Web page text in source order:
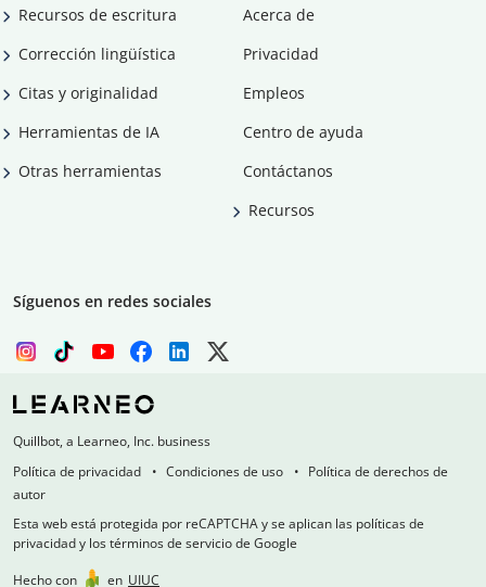
Recursos de escritura
Corrección lingüística
Citas y originalidad
Herramientas de IA
Otras herramientas
Acerca de
Privacidad
Empleos
Centro de ayuda
Contáctanos
Recursos
Síguenos en redes sociales
Quillbot, a Learneo, Inc. business
Política de privacidad
Condiciones de uso
Política de derechos de
autor
Esta web está protegida por reCAPTCHA y se aplican las políticas de
privacidad y los términos de servicio de Google
Hecho con
en UIUC